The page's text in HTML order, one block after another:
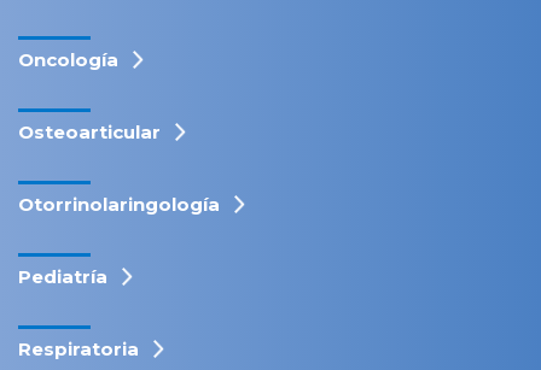
Oncología
Osteoarticular
Otorrinolaringología
Pediatría
Respiratoria